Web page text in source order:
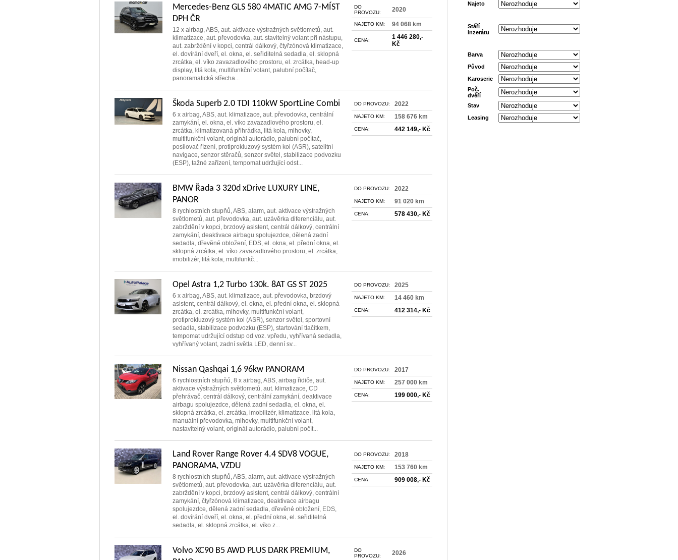
Mercedes-Benz GLS 580 4MATIC AMG 7-MÍST
DPH ČR
12 x airbag, ABS, aut. aktivace výstražných světlometů, aut.
klimatizace, aut. převodovka, aut. stavitelný volant při nástupu,
aut. zabrždění v kopci, centrál dálkový, čtyřzónová klimatizace,
el. dovírání dveří, el. okna, el. seřiditelná sedadla, el. sklopná
zrcátka, el. víko zavazadlového prostoru, el. zrcátka, head-up
display, litá kola, multifunkční volant, palubní počítač,
panoramatická střecha...
DO
PROVOZU:
2020
NAJETO KM: 94 068 km
CENA:
1 446 280,-
Kč
Škoda Superb 2.0 TDI 110kW SportLine Combi
6 x airbag, ABS, aut. klimatizace, aut. převodovka, centrální
zamykání, el. okna, el. víko zavazadlového prostoru, el.
zrcátka, klimatizovaná přihrádka, litá kola, mlhovky,
multifunkční volant, originál autorádio, palubní počítač,
posilovač řízení, protiprokluzový systém kol (ASR), satelitní
navigace, senzor stěračů, senzor světel, stabilizace podvozku
(ESP), tažné zařízení, tempomat udržující odst...
DO PROVOZU: 2022
NAJETO KM: 158 676 km
CENA: 442 149,- Kč
BMW Řada 3 320d xDrive LUXURY LINE,
PANOR
8 rychlostních stupňů, ABS, alarm, aut. aktivace výstražných
světlometů, aut. převodovka, aut. uzávěrka diferenciálu, aut.
zabrždění v kopci, brzdový asistent, centrál dálkový, centrální
zamykání, deaktivace airbagu spolujezdce, dělená zadní
sedadla, dřevěné obložení, EDS, el. okna, el. přední okna, el.
sklopná zrcátka, el. víko zavazadlového prostoru, el. zrcátka,
imobilizér, litá kola, multifunkč...
DO PROVOZU: 2022
NAJETO KM: 91 020 km
CENA: 578 430,- Kč
Opel Astra 1,2 Turbo 130k. 8AT GS ST 2025
6 x airbag, ABS, aut. klimatizace, aut. převodovka, brzdový
asistent, centrál dálkový, el. okna, el. přední okna, el. sklopná
zrcátka, el. zrcátka, mlhovky, multifunkční volant,
protiprokluzový systém kol (ASR), senzor světel, sportovní
sedadla, stabilizace podvozku (ESP), startování tlačítkem,
tempomat udržující odstup od voz. vpředu, vyhřívaná sedadla,
vyhřívaný volant, zadní světla LED, denní sv...
DO PROVOZU: 2025
NAJETO KM: 14 460 km
CENA: 412 314,- Kč
Nissan Qashqai 1,6 96kw PANORAM
6 rychlostních stupňů, 8 x airbag, ABS, airbag řidiče, aut.
aktivace výstražných světlometů, aut. klimatizace, CD
přehrávač, centrál dálkový, centrální zamykání, deaktivace
airbagu spolujezdce, dělená zadní sedadla, el. okna, el.
sklopná zrcátka, el. zrcátka, imobilizér, klimatizace, litá kola,
manuální převodovka, mlhovky, multifunkční volant,
nastavitelný volant, originál autorádio, palubní počít...
DO PROVOZU: 2017
NAJETO KM: 257 000 km
CENA: 199 000,- Kč
Land Rover Range Rover 4.4 SDV8 VOGUE,
PANORAMA, VZDU
8 rychlostních stupňů, ABS, alarm, aut. aktivace výstražných
světlometů, aut. převodovka, aut. uzávěrka diferenciálu, aut.
zabrždění v kopci, brzdový asistent, centrál dálkový, centrální
zamykání, čtyřzónová klimatizace, deaktivace airbagu
spolujezdce, dělená zadní sedadla, dřevěné obložení, EDS,
el. dovírání dveří, el. okna, el. přední okna, el. seřiditelná
sedadla, el. sklopná zrcátka, el. víko z...
DO PROVOZU: 2018
NAJETO KM: 153 760 km
CENA: 909 008,- Kč
Volvo XC90 B5 AWD PLUS DARK PREMIUM,
DO
PROVOZU:
2026
Najeto
Stáří
inzerátu
Barva
Původ
Karoserie
Poč.
dvěří
Stav
Leasing